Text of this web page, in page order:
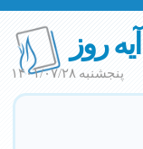
آیه روز
پنجشنبه ۱۴۰۱/۰۷/۲۸